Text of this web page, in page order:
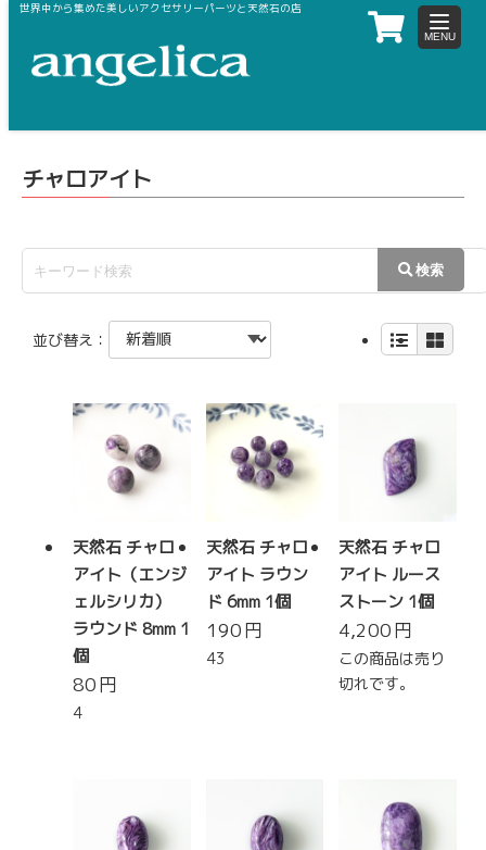
世界中から集めた美しいアクセサリーパーツと天然石の店
toggle
チャロアイト
並び替え：
天然石 チャロ
アイト（エンジ
ェルシリカ）
ラウンド 8mm 1
個
80円
4
天然石 チャロ
アイト ラウン
ド 6mm 1個
190円
43
天然石 チャロ
アイト ルース
ストーン 1個
4,200円
この商品は売り
切れです。